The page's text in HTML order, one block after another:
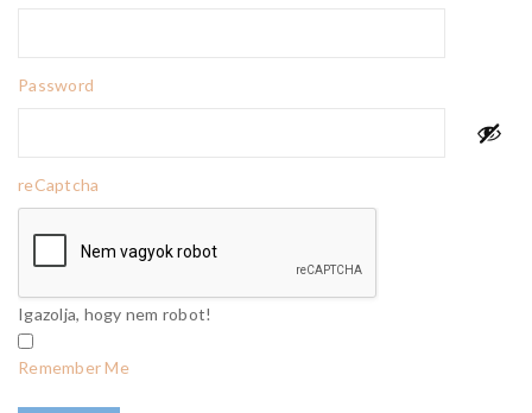
Password
reCaptcha
Igazolja, hogy nem robot!
Remember Me